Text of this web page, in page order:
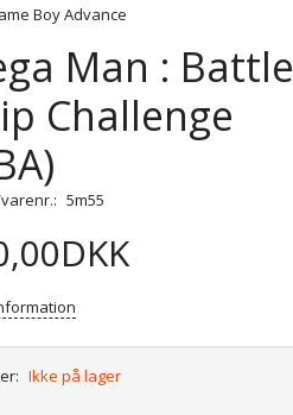
Boy Advance
Man : Battle
Challenge
5m55
Ikke på lager